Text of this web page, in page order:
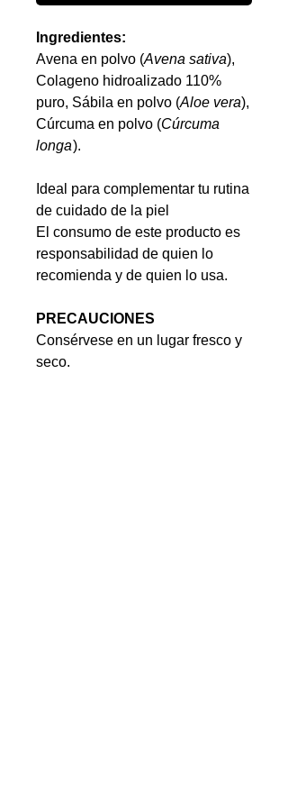
Ingredientes:
Avena en polvo (Avena sativa),
Colageno hidroalizado 110%
puro, Sábila en polvo (Aloe vera),
Cúrcuma en polvo (Cúrcuma
longa).
Ideal para complementar tu rutina
de cuidado de la piel
El consumo de este producto es
responsabilidad de quien lo
recomienda y de quien lo usa.
PRECAUCIONES
Consérvese en un lugar fresco y
seco.